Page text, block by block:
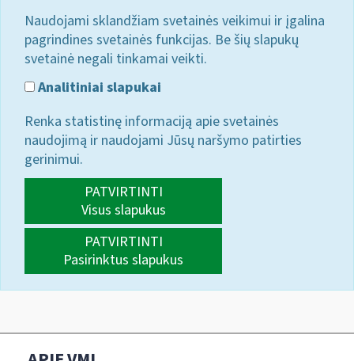
Naudojami sklandžiam svetainės veikimui ir įgalina
pagrindines svetainės funkcijas. Be šių slapukų
svetainė negali tinkamai veikti.
Analitiniai slapukai
Renka statistinę informaciją apie svetainės
naudojimą ir naudojami Jūsų naršymo patirties
gerinimui.
PATVIRTINTI
Visus slapukus
PATVIRTINTI
Pasirinktus slapukus